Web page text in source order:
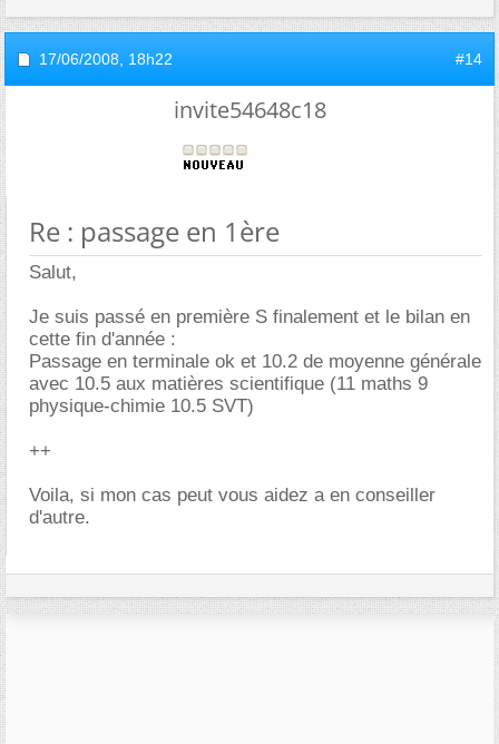
17/06/2008, 18h22 #14
invite54648c18
Re : passage en 1ère
Salut,
Je suis passé en première S finalement et le bilan en
cette fin d'année :
Passage en terminale ok et 10.2 de moyenne générale
avec 10.5 aux matières scientifique (11 maths 9
physique-chimie 10.5 SVT)
++
Voila, si mon cas peut vous aidez a en conseiller
d'autre.